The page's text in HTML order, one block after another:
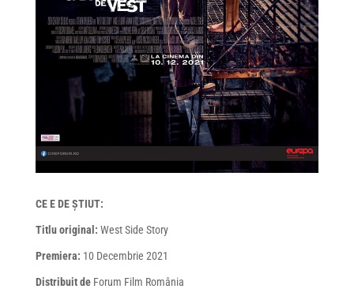
CE E DE ȘTIUT:
Titlu original: West Side Story
Premiera: 10 Decembrie 2021
Distribuit deForum Film România